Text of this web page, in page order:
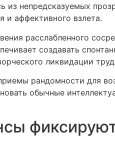
из непредсказуемых
и аффективного взлета.
расслабленного
создавать
ликвидации
рандомности для
обычные